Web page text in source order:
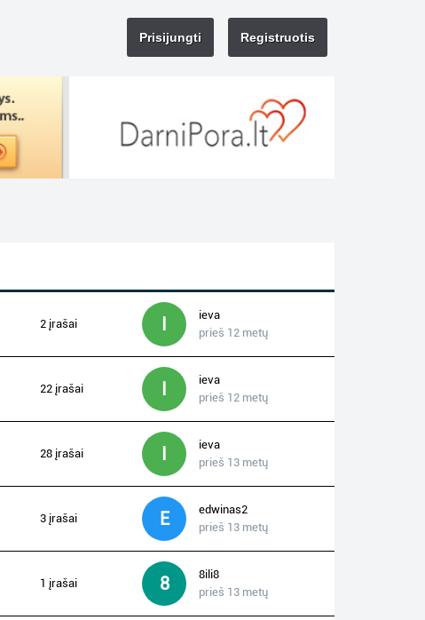
Registruotis
Prisijungti
2 įrašai I
ieva
prieš 12 metų
22 įrašai I
ieva
prieš 12 metų
28 įrašai I
ieva
prieš 13 metų
3 įrašai E
edwinas2
prieš 13 metų
1 įrašai 8
8ili8
prieš 13 metų